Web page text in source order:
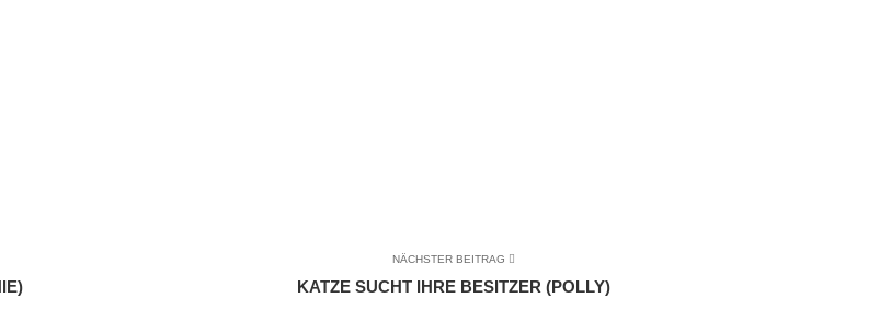
NÄCHSTER BEITRAG
KATZE SUCHT IHRE BESITZER (POLLY)